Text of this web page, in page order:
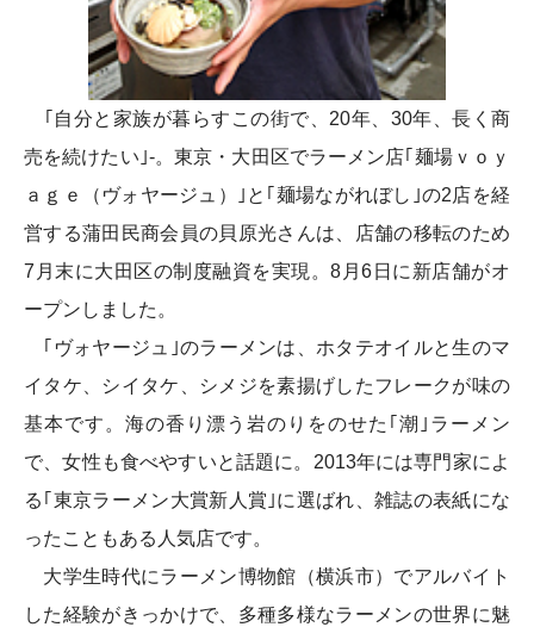
｢自分と家族が暮らすこの街で、20年、30年、長く商
売を続けたい｣-。東京・大田区でラーメン店｢麺場ｖｏｙ
ａｇｅ（ヴォヤージュ）｣と｢麺場ながれぼし｣の2店を経
営する蒲田民商会員の貝原光さんは、店舗の移転のため
7月末に大田区の制度融資を実現。8月6日に新店舗がオ
ープンしました。
｢ヴォヤージュ｣のラーメンは、ホタテオイルと生のマ
イタケ、シイタケ、シメジを素揚げしたフレークが味の
基本です。海の香り漂う岩のりをのせた｢潮｣ラーメン
で、女性も食べやすいと話題に。2013年には専門家によ
る｢東京ラーメン大賞新人賞｣に選ばれ、雑誌の表紙にな
ったこともある人気店です。
大学生時代にラーメン博物館（横浜市）でアルバイト
した経験がきっかけで、多種多様なラーメンの世界に魅